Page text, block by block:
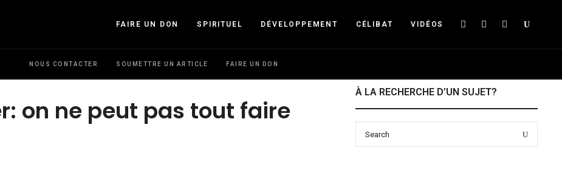
FAIRE UN DON SPIRITUEL DÉVELOPPEMENT CÉLIBAT VIDÉOS
NOUS CONTACTER SOUMETTRE UN ARTICLE FAIRE UN DON
on ne peut pas tout faire
À LA RECHERCHE D’UN SUJET?
Search